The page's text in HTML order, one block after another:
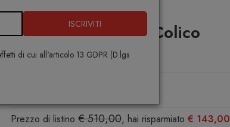
ISCRIVITI
di cui all'articolo 13 GDPR (D.lgs
Sgabello Waiya.ss Colico
COLICO
Prezzo di listino € 510,00, hai risparmiato € 143,00